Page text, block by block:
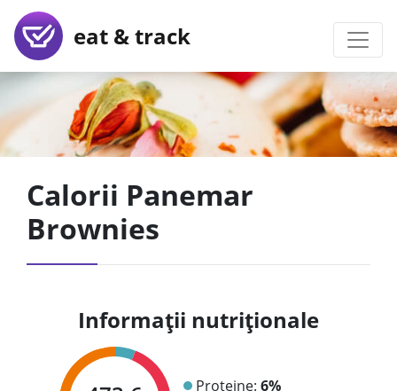
eat & track
Calorii Panemar
Brownies
Informații nutriționale
Proteine: 6%